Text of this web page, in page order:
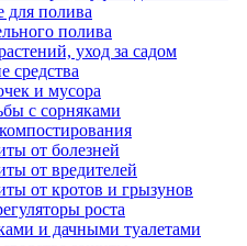
для полива
полива
уход за садом
средства
и мусора
с сорняками
от болезней
от вредителей
от кротов и грызунов
роста
и дачными туалетами